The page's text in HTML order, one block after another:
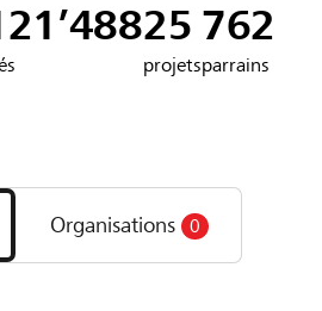
25
projets
762
parrains
Organisations 0